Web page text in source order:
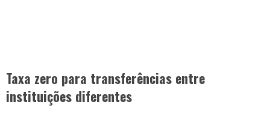
Taxa zero para transferências entre
instituições diferentes